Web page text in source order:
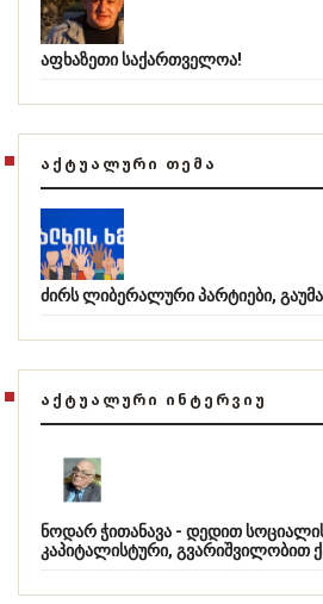
აფხაზეთი საქართველოა!
ᲐᲥᲢᲣᲐᲚᲣᲠᲘ ᲗᲔᲛᲐ
ძირს ლიბერალური პარტიები,
ᲐᲥᲢᲣᲐᲚᲣᲠᲘ ᲘᲜᲢᲔᲠᲕᲘᲣ
ნოდარ ჭითანავა - დედით
კაპიტალისტური, გვარიშვილობით